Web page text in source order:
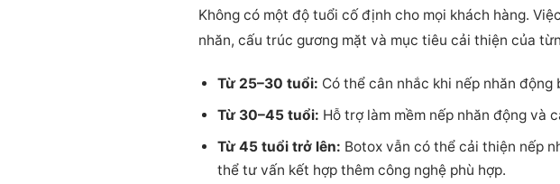
Không có một độ tuổi cố định cho mọi khách hàng.
nhăn, cấu trúc gương mặt và mục tiêu cải thiện của
Từ 25–30 tuổi: Có thể cân nhắc khi nếp nhăn
Từ 30–45 tuổi: Hỗ trợ làm mềm nếp nhăn động và
Từ 45 tuổi trở lên: Botox vẫn có thể cải thiện nếp
thể tư vấn kết hợp thêm công nghệ phù hợp.